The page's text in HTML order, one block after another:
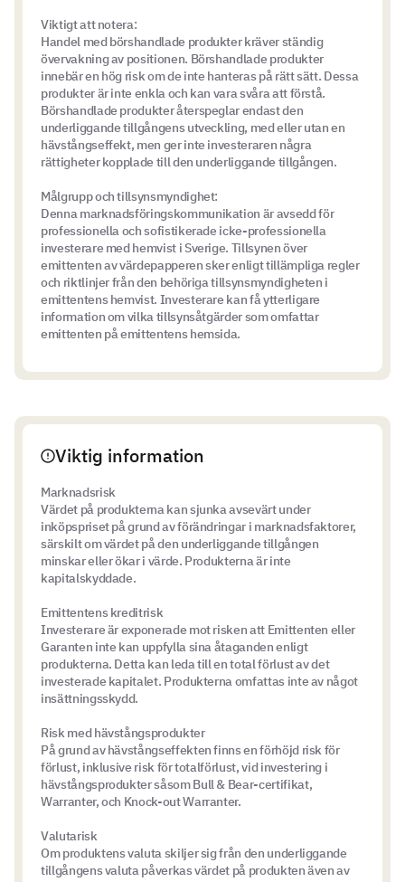
Viktigt att notera:
Handel med börshandlade produkter kräver ständig
övervakning av positionen. Börshandlade produkter
innebär en hög risk om de inte hanteras på rätt sätt. Dessa
produkter är inte enkla och kan vara svåra att förstå.
Börshandlade produkter återspeglar endast den
underliggande tillgångens utveckling, med eller utan en
hävstångseffekt, men ger inte investeraren några
rättigheter kopplade till den underliggande tillgången.
Målgrupp och tillsynsmyndighet:
Denna marknadsföringskommunikation är avsedd för
professionella och sofistikerade icke-professionella
investerare med hemvist i Sverige. Tillsynen över
emittenten av värdepapperen sker enligt tillämpliga regler
och riktlinjer från den behöriga tillsynsmyndigheten i
emittentens hemvist. Investerare kan få ytterligare
information om vilka tillsynsåtgärder som omfattar
emittenten på emittentens hemsida.
Viktig information
Marknadsrisk
Värdet på produkterna kan sjunka avsevärt under
inköpspriset på grund av förändringar i marknadsfaktorer,
särskilt om värdet på den underliggande tillgången
minskar eller ökar i värde. Produkterna är inte
kapitalskyddade.
Emittentens kreditrisk
Investerare är exponerade mot risken att Emittenten eller
Garanten inte kan uppfylla sina åtaganden enligt
produkterna. Detta kan leda till en total förlust av det
investerade kapitalet. Produkterna omfattas inte av något
insättningsskydd.
Risk med hävstångsprodukter
På grund av hävstångseffekten finns en förhöjd risk för
förlust, inklusive risk för totalförlust, vid investering i
hävstångsprodukter såsom Bull & Bear-certifikat,
Warranter, och Knock-out Warranter.
Valutarisk
Om produktens valuta skiljer sig från den underliggande
tillgångens valuta påverkas värdet på produkten även av